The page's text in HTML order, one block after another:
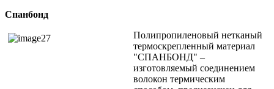
Спанбонд
Полипропиленовый нетканый
термоскрепленный материал
"СПАНБОНД" –
изготовляемый соединением
волокон термическим